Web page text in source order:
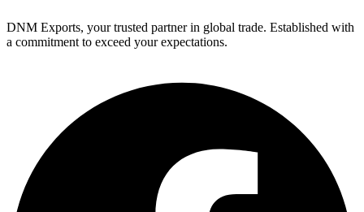
DNM Exports, your trusted partner in global trade. Established with
a commitment to exceed your expectations.